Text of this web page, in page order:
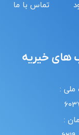
تماس با ما
های خیریه
ملی :
: